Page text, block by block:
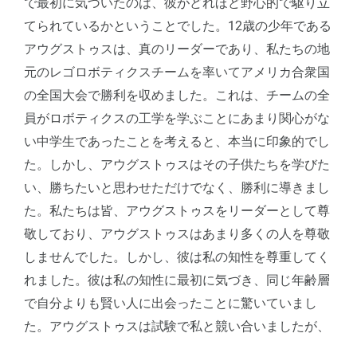
てられているかということでした。12歳の少年である
アウグストゥスは、真のリーダーであり、私たちの地
元のレゴロボティクスチームを率いてアメリカ合衆国
の全国大会で勝利を収めました。これは、チームの全
員がロボティクスの工学を学ぶことにあまり関心がな
い中学生であったことを考えると、本当に印象的でし
た。しかし、アウグストゥスはその子供たちを学びた
い、勝ちたいと思わせただけでなく、勝利に導きまし
た。私たちは皆、アウグストゥスをリーダーとして尊
敬しており、アウグストゥスはあまり多くの人を尊敬
しませんでした。しかし、彼は私の知性を尊重してく
れました。彼は私の知性に最初に気づき、同じ年齢層
で自分よりも賢い人に出会ったことに驚いていまし
た。アウグストゥスは試験で私と競い合いましたが、